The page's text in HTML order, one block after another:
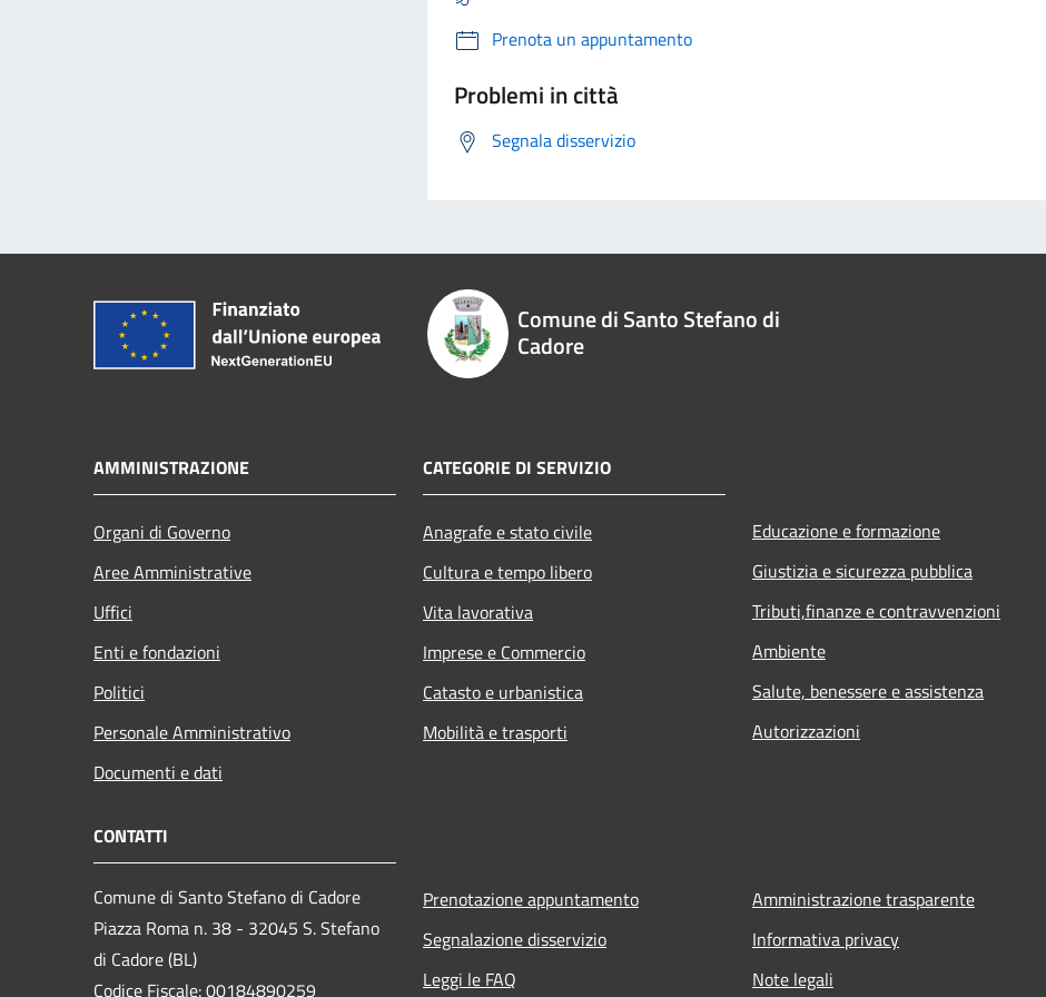
Prenota un appuntamento
Problemi in città
Segnala disservizio
Comune di Santo Stefano di
Cadore
AMMINISTRAZIONE
Organi di Governo
Aree Amministrative
Uffici
Enti e fondazioni
Politici
Personale Amministrativo
Documenti e dati
CATEGORIE DI SERVIZIO
Anagrafe e stato civile
Cultura e tempo libero
Vita lavorativa
Imprese e Commercio
Catasto e urbanistica
Mobilità e trasporti
Educazione e formazione
Giustizia e sicurezza pubblica
Tributi,finanze e contravvenzioni
Ambiente
Salute, benessere e assistenza
Autorizzazioni
CONTATTI
Comune di Santo Stefano di Cadore
Piazza Roma n. 38 - 32045 S. Stefano
di Cadore (BL)
Codice Fiscale: 00184890259
Prenotazione appuntamento
Segnalazione disservizio
Leggi le FAQ
Amministrazione trasparente
Informativa privacy
Note legali